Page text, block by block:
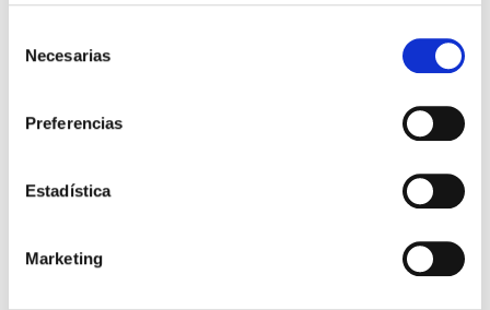
Necesarias
Preferencias
Estadística
Marketing
-
Negro Rojo